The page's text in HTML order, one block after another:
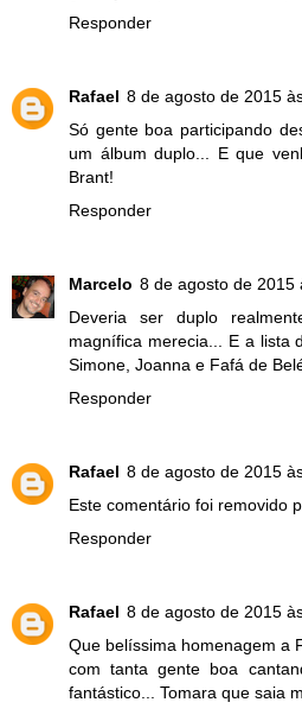
Responder
Rafael 8 de agosto de 2015
Só gente boa participando
um álbum duplo... E que
Brant!
Responder
Marcelo 8 de agosto de 2015
Deveria ser duplo
magnífica merecia... E a lista
Simone, Joanna e Fafá de
Responder
Rafael 8 de agosto de 2015
Este comentário foi removido
Responder
Rafael 8 de agosto de 2015
Que belíssima homenagem a
com tanta gente boa
fantástico... Tomara que saia